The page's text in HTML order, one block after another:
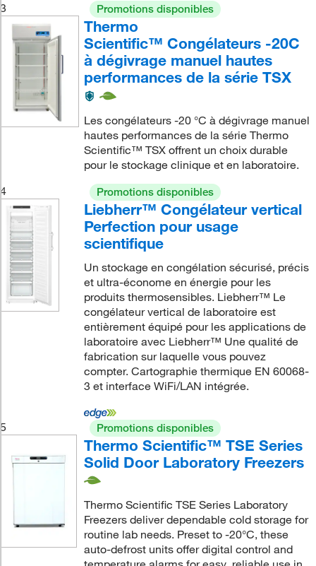
3
Promotions disponibles
Thermo
Scientific™ Congélateurs -20C
à dégivrage manuel hautes
performances de la série TSX
Les congélateurs -20 °C à dégivrage manuel
hautes performances de la série Thermo
Scientific™ TSX offrent un choix durable
pour le stockage clinique et en laboratoire.
4
Promotions disponibles
Liebherr™ Congélateur vertical
Perfection pour usage
scientifique
Un stockage en congélation sécurisé, précis
et ultra-économe en énergie pour les
produits thermosensibles. Liebherr™ Le
congélateur vertical de laboratoire est
entièrement équipé pour les applications de
laboratoire avec Liebherr™ Une qualité de
fabrication sur laquelle vous pouvez
compter. Cartographie thermique EN 60068-
3 et interface WiFi/LAN intégrée.
5 Promotions disponibles
Thermo Scientific™ TSE Series
Solid Door Laboratory Freezers
Thermo Scientific TSE Series Laboratory
Freezers deliver dependable cold storage for
routine lab needs. Preset to -20°C, these
auto-defrost units offer digital control and